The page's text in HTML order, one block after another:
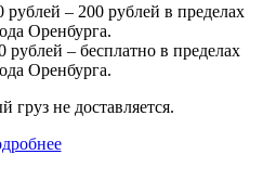
– 200 рублей в пределах
Оренбурга.
рублей – бесплатно в пределах
Оренбурга.
груз не доставляется.